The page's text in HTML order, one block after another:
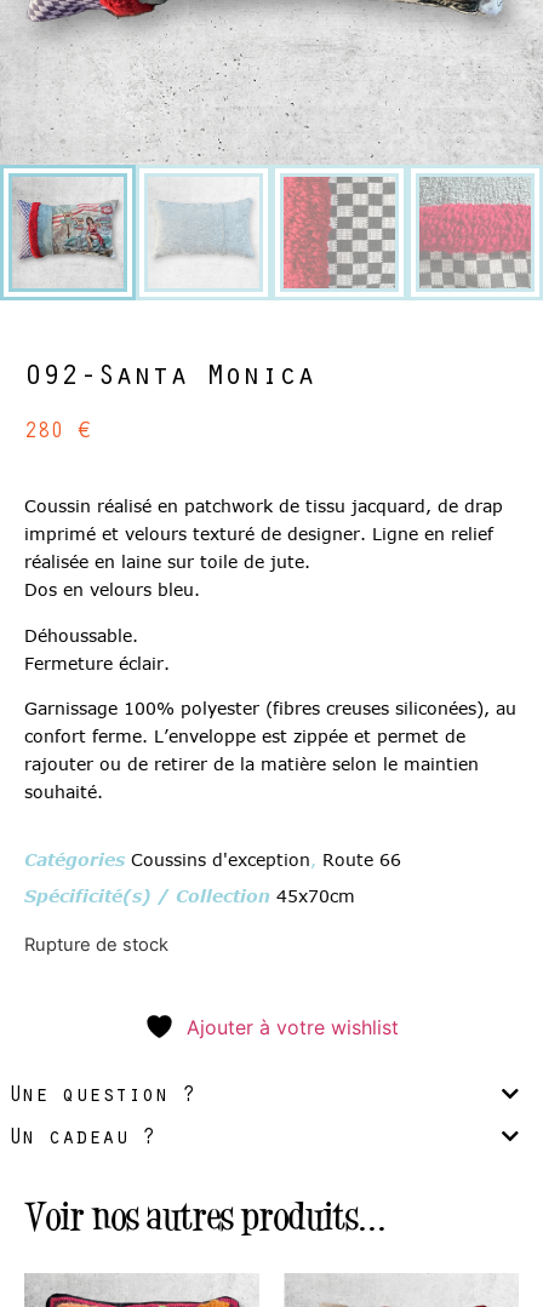
092-Santa Monica
280 €
Coussin réalisé en patchwork de tissu jacquard, de drap
imprimé et velours texturé de designer. Ligne en relief
réalisée en laine sur toile de jute.
Dos en velours bleu.
Déhoussable.
Fermeture éclair.
Garnissage 100% polyester (fibres creuses siliconées), au
confort ferme. L’enveloppe est zippée et permet de
rajouter ou de retirer de la matière selon le maintien
souhaité.
Catégories Coussins d'exception, Route 66
Spécificité(s) / Collection 45x70cm
Rupture de stock
Ajouter à votre wishlist
Une question ?
Un cadeau ?
Voir nos autres produits...